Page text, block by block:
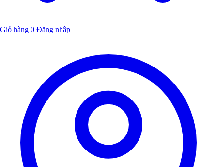
Giỏ hàng 0 Đăng nhập